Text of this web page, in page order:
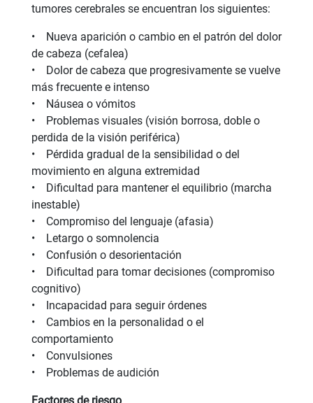
tumores cerebrales se encuentran los siguientes:
• Nueva aparición o cambio en el patrón del dolor
de cabeza (cefalea)
• Dolor de cabeza que progresivamente se vuelve
más frecuente e intenso
• Náusea o vómitos
• Problemas visuales (visión borrosa, doble o
perdida de la visión periférica)
• Pérdida gradual de la sensibilidad o del
movimiento en alguna extremidad
• Dificultad para mantener el equilibrio (marcha
inestable)
• Compromiso del lenguaje (afasia)
• Letargo o somnolencia
• Confusión o desorientación
• Dificultad para tomar decisiones (compromiso
cognitivo)
• Incapacidad para seguir órdenes
• Cambios en la personalidad o el
comportamiento
• Convulsiones
• Problemas de audición